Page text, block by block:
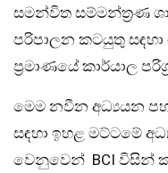
සමන්විත සම්මන්ත්‍රණ
පරිපාලන කටයුතු
ප්‍රමාණයේ කාර්යාල
මෙම නවීන අධ්‍යයන
සඳහා ඉහළ මට්ටමේ
වෙනුවෙන් BCI විසින්